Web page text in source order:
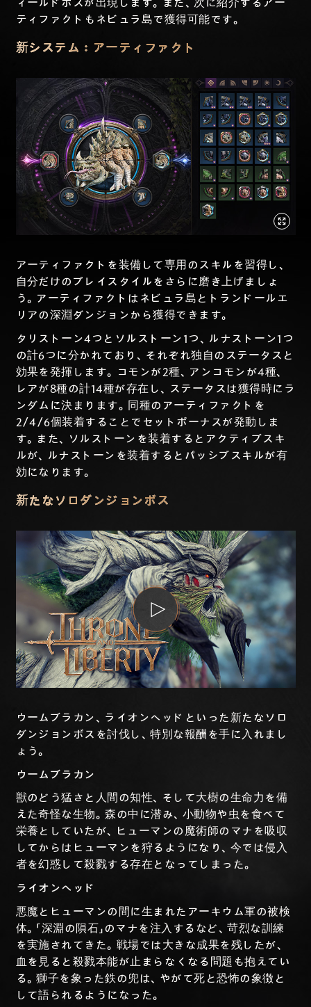
ィールドボスが出現します。また、次に紹介するアー
ティファクトもネビュラ島で獲得可能です。
新システム：アーティファクト
アーティファクトを装備して専用のスキルを習得し、
自分だけのプレイスタイルをさらに磨き上げましょ
う。アーティファクトはネビュラ島とトランドールエ
リアの深淵ダンジョンから獲得できます。
タリストーン4つとソルストーン1つ、ルナストーン1つ
の計6つに分かれており、それぞれ独自のステータスと
効果を発揮します。コモンが2種、アンコモンが4種、
レアが8種の計14種が存在し、ステータスは獲得時にラ
ンダムに決まります。同種のアーティファクトを
2/4/6個装着することでセットボーナスが発動しま
す。また、ソルストーンを装着するとアクティブスキ
ルが、ルナストーンを装着するとパッシブスキルが有
効になります。
新たなソロダンジョンボス
ウームブラカン、ライオンヘッドといった新たなソロ
ダンジョンボスを討伐し、特別な報酬を手に入れまし
ょう。
ウームブラカン
獣のどう猛さと人間の知性、そして大樹の生命力を備
えた奇怪な生物。森の中に潜み、小動物や虫を食べて
栄養としていたが、ヒューマンの魔術師のマナを吸収
してからはヒューマンを狩るようになり、今では侵入
者を幻惑して殺戮する存在となってしまった。
ライオンヘッド
悪魔とヒューマンの間に生まれたアーキウム軍の被検
体。「深淵の隕石」のマナを注入するなど、苛烈な訓練
を実施されてきた。戦場では大きな成果を残したが、
血を見ると殺戮本能が止まらなくなる問題も抱えてい
る。獅子を象った鉄の兜は、やがて死と恐怖の象徴と
して語られるようになった。